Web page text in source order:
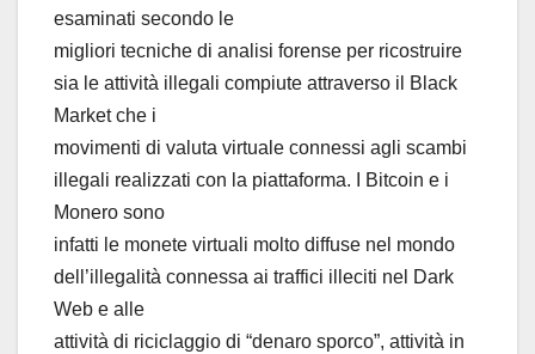
esaminati secondo le
migliori tecniche di analisi forense per ricostruire
sia le attività illegali compiute attraverso il Black
Market che i
movimenti di valuta virtuale connessi agli scambi
illegali realizzati con la piattaforma. I Bitcoin e i
Monero sono
infatti le monete virtuali molto diffuse nel mondo
dell’illegalità connessa ai traffici illeciti nel Dark
Web e alle
attività di riciclaggio di “denaro sporco”, attività in